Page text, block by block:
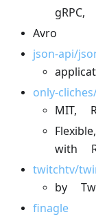
Avro
json-api/
only-
MIT,
with
twitchtv/
by
finagle